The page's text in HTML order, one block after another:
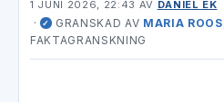
1 JUNI 2026, 22:43 AV DANIEL EK
· ✓ GRANSKAD AV MARIA ROOS
FAKTAGRANSKNING